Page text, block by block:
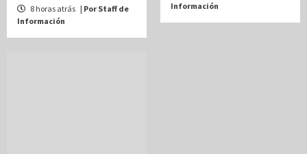
8 horas atrás | Por Staff de
Información
Información